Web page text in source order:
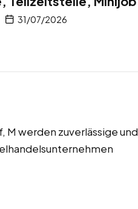
31/07/2026
M werden zuverlässige und